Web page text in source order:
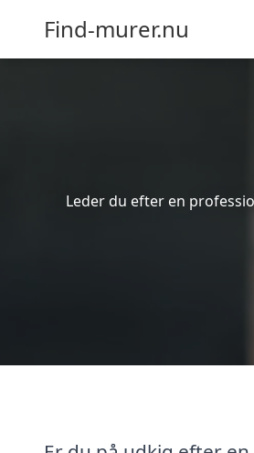
Find-murer.nu
Leder du efter en